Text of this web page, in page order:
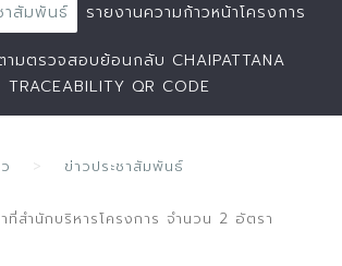
าสัมพันธ์ รายงานความก้าวหน้าโครงการ
มตรวจสอบย้อนกลับ CHAIPATTANA
TRACEABILITY QR CODE
ข่าวประชาสัมพันธ์
ที่สำนักบริหารโครงการ จำนวน 2 อัตรา